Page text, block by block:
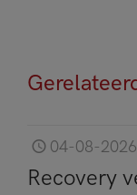
04-08-2026
Recovery